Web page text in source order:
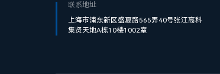
联系地址
上海市浦东新区盛夏路565弄40号张江高科
集贤天地A栋10楼1002室